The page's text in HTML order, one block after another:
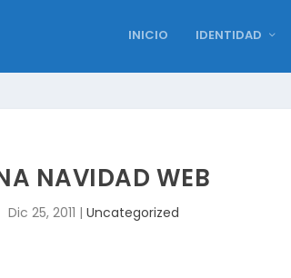
INICIO IDENTIDAD
NAVIDAD WEB
Dic 25, 2011 |Uncategorized